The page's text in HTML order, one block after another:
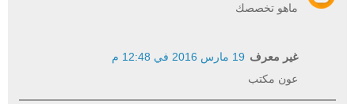
ماهو تخصصك
غير معرف 19 مارس 2016 في 12:48 م
عون مكتب